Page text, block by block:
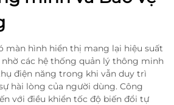
màn hình hiển thị mang lại hiệu suất
các hệ thống quản lý thông minh
điện năng trong khi vẫn duy trì
hài lòng của người dùng. Công
với điều khiển tốc độ biến đổi tự